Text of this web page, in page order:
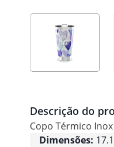
Descrição do
Copo Térmico
Dimensões: